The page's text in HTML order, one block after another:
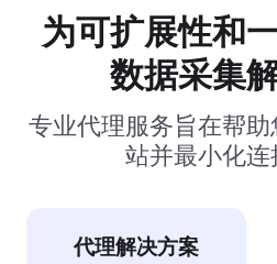
为可扩展性和
数据采集
专业代理服务旨在帮
站并最小化连
代理解决方案